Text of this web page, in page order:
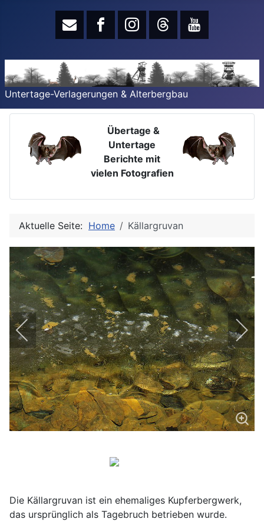
Untertage-Verlagerungen & Alterbergbau
Übertage &
Untertage
Berichte mit
vielen Fotografien
Aktuelle Seite: Home Källargruvan
Die Källargruvan ist ein ehemaliges Kupferbergwerk,
das ursprünglich als Tagebruch betrieben wurde.